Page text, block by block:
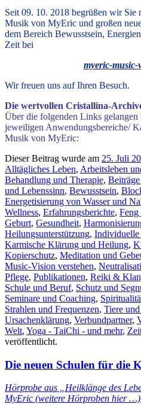
Seit 09. 10. 2018 begrüßen wir
Musik von MyEric und großen
dem Bereich Bewusstsein,
Zeit bei
myeric-
Wir freuen uns auf Ihren Besuch.
Die wertvollen Cristallina-
Über die folgenden Links gelangen
jeweiligen Anwendungsbereiche/
Musik von MyEric:
Dieser Beitrag wurde am 25. Juli
Alltägliches Leben, Arbeitsleben
Behandlung und Therapie,
und Lebenssinn, Bewusstsein,
Energetisierung von Wasser und
Wellness, Erfahrungsberichte, Feng
Geburt, Gesundheit,
Heilungsunterstützung, Individuelle
Karmische Klärung und Heilung,
Kopierschutz, Meditation und
Music-Vision verstehen,
Pflege, Publikationen, Reiki &
Schule und Beruf, Schutz und
Seminare und Coaching,
Strahlen und Frequenzen, Tiere
Ursachenklärung, Verbundpartner,
Welt, Yoga - TaiChi - und mehr,
veröffentlicht.
Die neuen Schulen für die
Hörprobe aus „Heilklänge des
MyEric (weitere Hörproben hier …)